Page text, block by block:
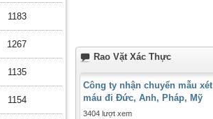
1183
1267
1135
1154
Rao Vặt Xác Thực
Công ty nhận chuyển mẫu
máu đi Đức, Anh, Pháp, Mỹ
3404 lượt xem